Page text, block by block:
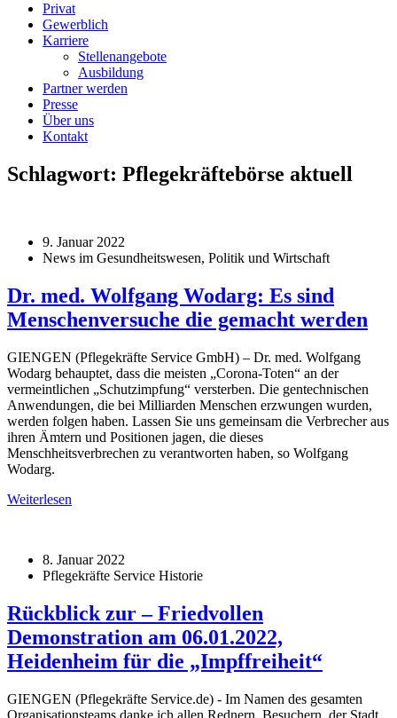
Privat
Gewerblich
Karriere
Stellenangebote
Ausbildung
Partner werden
Presse
Über uns
Kontakt
Schlagwort: Pflegekräftebörse aktuell
9. Januar 2022
News im Gesundheitswesen, Politik und Wirtschaft
Dr. med. Wolfgang Wodarg: Es sind
Menschenversuche die gemacht werden
GIENGEN (Pflegekräfte Service GmbH) – Dr. med. Wolfgang
Wodarg behauptet, dass die meisten „Corona-Toten“ an der
vermeintlichen „Schutzimpfung“ versterben. Die gentechnischen
Anwendungen, die bei Milliarden Menschen erzwungen wurden,
werden folgen haben. Lassen Sie uns gemeinsam die Verbrecher aus
ihren Ämtern und Positionen jagen, die dieses
Menschheitsverbrechen zu verantworten haben, so Wolfgang
Wodarg.
Weiterlesen
8. Januar 2022
Pflegekräfte Service Historie
Rückblick zur – Friedvollen
Demonstration am 06.01.2022,
Heidenheim für die „Impffreiheit“
GIENGEN (Pflegekräfte Service.de) - Im Namen des gesamten
Organisationsteams danke ich allen Rednern, Besuchern, der Stadt